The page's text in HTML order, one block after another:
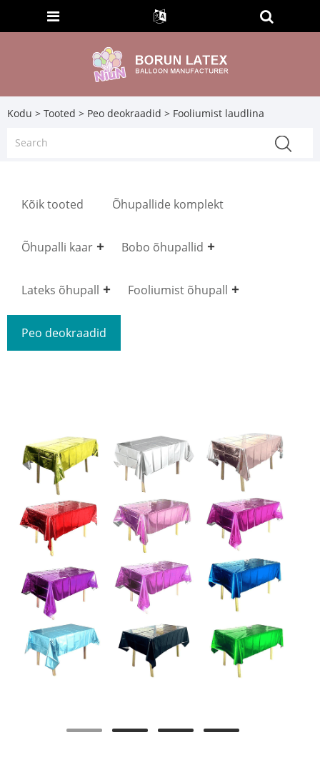
Kodu > Tooted > Peo deokraadid > Fooliumist laudlina
Kõik tooted Õhupallide komplekt
Õhupalli kaar Bobo õhupallid
Lateks õhupall Fooliumist õhupall
Peo deokraadid